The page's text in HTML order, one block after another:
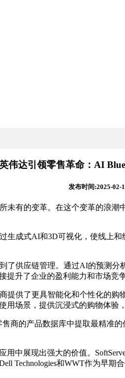
伟达引领零售革命：AI
发布时间:2025-02-
的变革。在这个变革的浪潮
成式AI和3D可视化，使线上
供应链管理。通过AI的预测分
升了企业的盈利能力和市场竞争
供了更具智能化和个性化的购
用场景，提供沉浸式的购物体验
的产品数据库中提取最精准
中展现出强大的价值。
Technologies和WWT作为早